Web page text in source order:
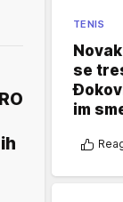
TENIS
se
im